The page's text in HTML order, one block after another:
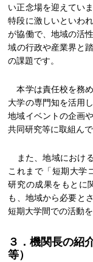
い正念場を迎えてい
特段に激しいといわ
が協働で、地域の活
域の行政や産業界と
の課題です。
本学は責任校を務
大学の専門知を活用
地域イベントの企画
共同研究等に取組んで
また、地域におけ
これまで「短期大学
研究の成果をもとに
も、地域から必要と
短期大学間での活動
３．機関長の紹
等）